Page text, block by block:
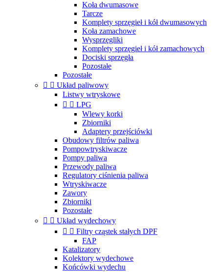
Koła dwumasowe
Tarcze
Komplety sprzęgieł i kół dwumasowych
Koła zamachowe
Wysprzęgliki
Komplety sprzęgieł i kół zamachowych
Dociski sprzęgła
Pozostałe
Pozostałe
  Układ paliwowy
Listwy wtryskowe
  LPG
Wlewy korki
Zbiorniki
Adaptery przejściówki
Obudowy filtrów paliwa
Pompowtryskiwacze
Pompy paliwa
Przewody paliwa
Regulatory ciśnienia paliwa
Wtryskiwacze
Zawory
Zbiorniki
Pozostałe
  Układ wydechowy
  Filtry cząstek stałych DPF
FAP
Katalizatory
Kolektory wydechowe
Końcówki wydechu